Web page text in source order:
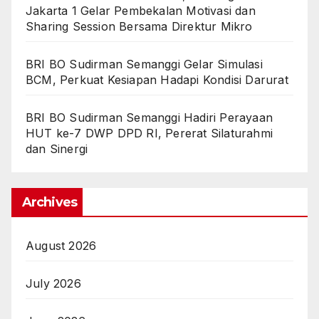
Jakarta 1 Gelar Pembekalan Motivasi dan
Sharing Session Bersama Direktur Mikro
BRI BO Sudirman Semanggi Gelar Simulasi
BCM, Perkuat Kesiapan Hadapi Kondisi Darurat
BRI BO Sudirman Semanggi Hadiri Perayaan
HUT ke-7 DWP DPD RI, Pererat Silaturahmi
dan Sinergi
Archives
August 2026
July 2026